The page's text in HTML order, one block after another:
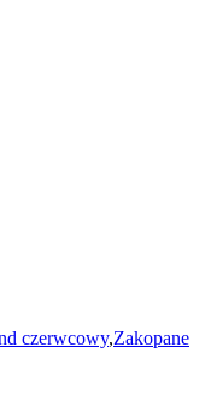
czerwcowy,Zakopane